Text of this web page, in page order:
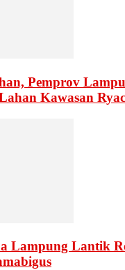
Pemprov
Kawasan
Lampung Lantik